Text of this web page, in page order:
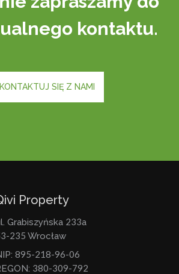
kontaktu.
SIĘ Z NAMI
Property
Grabiszyńska 233a
235 Wrocław
895-218-96-06
380-309-792